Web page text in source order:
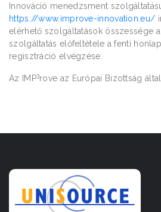
Innováció menedzsment
https://www.improve-innovation.eu/
elérhető szolgáltatások összessége
szolgáltatás előfeltétele a fenti
regisztráció elvégzése.
Az IMP3rove az Európai Bizottság